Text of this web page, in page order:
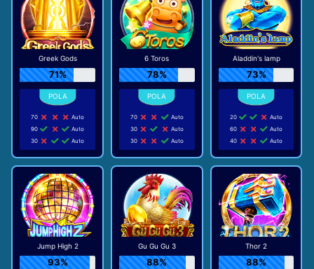
Greek Gods
71%
70
Auto
90
Auto
30
Auto
6 Toros
78%
70
Auto
30
Auto
30
Auto
Aladdin's lamp
73%
20
Auto
60
Auto
40
Auto
Jump High 2
93%
Gu Gu Gu 3
88%
Thor 2
88%